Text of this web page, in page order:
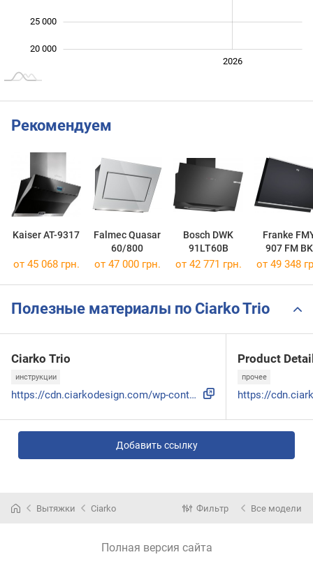
20 000
25 000
2026
Рекомендуем
Kaiser AT-9317
Falmec Quasar
60/800
Bosch DWK
91LT60B
Franke
907 FM BK
от 45 068 грн. от 47 000 грн. от 42 771 грн. от 49 348
Полезные материалы по Ciarko Trio
Ciarko Trio
инструкции
https://cdn.ciarkodesign.com/wp-content/uploads/2025/05/Tri...
Product
прочее
Добавить ссылку
Вытяжки Ciarko Фильтр Все модели
Полная версия сайта